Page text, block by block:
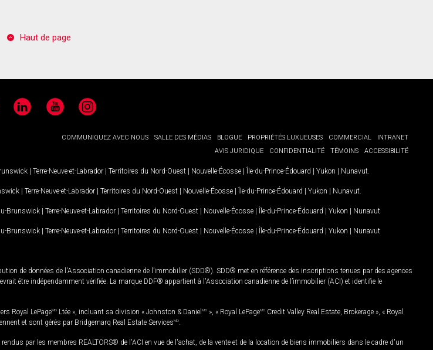
Haut de page
LinkedIn YouTubeInstagram
COMMUNIQUEZ AVEC NOUS SALLE DES MÉDIAS BLOGUE PROPRIÉTÉS LUXUEUSES COMMERCIAL
INTRANET
AVIS JURIDIQUE
CONFIDENTIALITÉ TÉMOINS ACCESSIBILITÉ
Terre-Neuve-et-Labrador Territoires du Nord-Ouest Nouvelle-Écosse Île-du-Prince-Édouard Yukon Nunavut.
Terre-Neuve-et-Labrador Territoires du Nord-Ouest Nouvelle-Écosse Île-du-Prince-Édouard Yukon Nunavut.
Brunswick Terre-Neuve-et-Labrador Territoires du Nord-Ouest Nouvelle-Écosse Île-du-Prince-Édouard Yukon Nunavut
Brunswick Terre-Neuve-et-Labrador Territoires du Nord-Ouest Nouvelle-Écosse Île-du-Prince-Édouard Yukon Nunavut
de données de l'Association canadienne de l’immobilier (SDD®). SDD® met en référence des inscriptions tenues par des agences
être indépendamment vérifiée. La marque DDF® appartient à l'Association canadienne de l’immobilier (ACI) et identifie le
Royal LePageMD Ltée », incluant sa division « Johnston & Daniel MD », « Royal LePageMD Credit Valley Real Estate, Brokerage », « Royal
et sont gérés par Bridgemarq Real Estate ServicesMD.
par les membres REALTORS® de l'ACI en vue de l'achat, de la vente et de la location de biens immobiliers dans le cadre d'un